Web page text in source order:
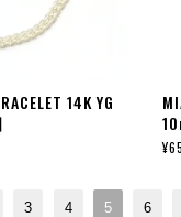
14K YG
3 4 5 6